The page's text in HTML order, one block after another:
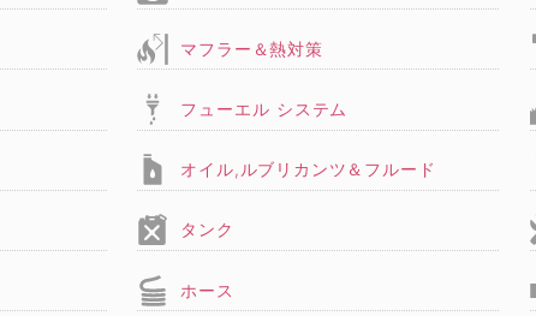
マフラー＆熱対策
フューエル システム
オイル,ルブリカンツ＆フルード
タンク
ホース